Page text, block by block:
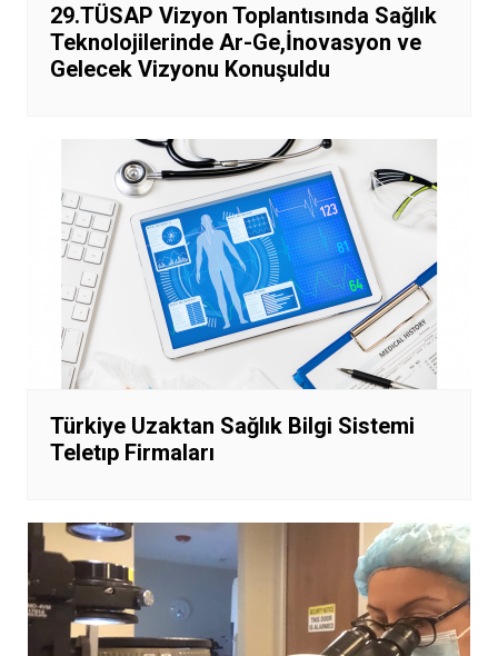
29.TÜSAP Vizyon Toplantısında Sağlık
Teknolojilerinde Ar-Ge,İnovasyon ve
Gelecek Vizyonu Konuşuldu
Türkiye Uzaktan Sağlık Bilgi Sistemi
Teletıp Firmaları